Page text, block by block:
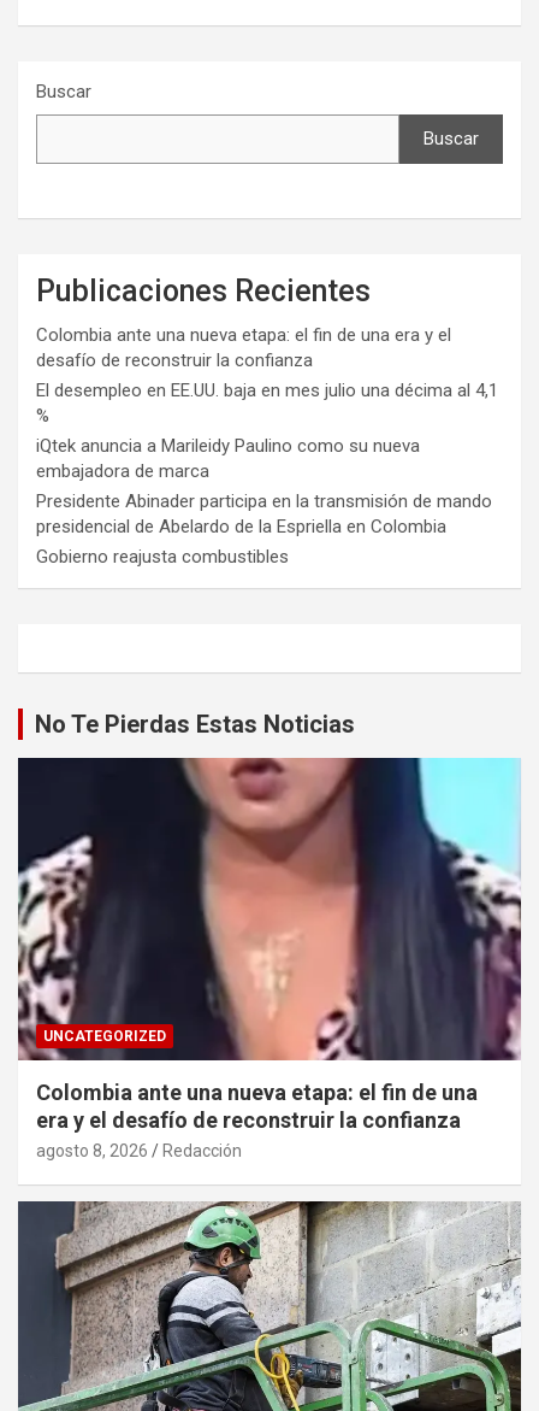
Buscar
Buscar
Publicaciones Recientes
Colombia ante una nueva etapa: el fin de una era y el
desafío de reconstruir la confianza
El desempleo en EE.UU. baja en mes julio una décima al 4,1
%
iQtek anuncia a Marileidy Paulino como su nueva
embajadora de marca
Presidente Abinader participa en la transmisión de mando
presidencial de Abelardo de la Espriella en Colombia
Gobierno reajusta combustibles
No Te Pierdas Estas Noticias
UNCATEGORIZED
Colombia ante una nueva etapa: el fin de una
era y el desafío de reconstruir la confianza
agosto 8, 2026 Redacción